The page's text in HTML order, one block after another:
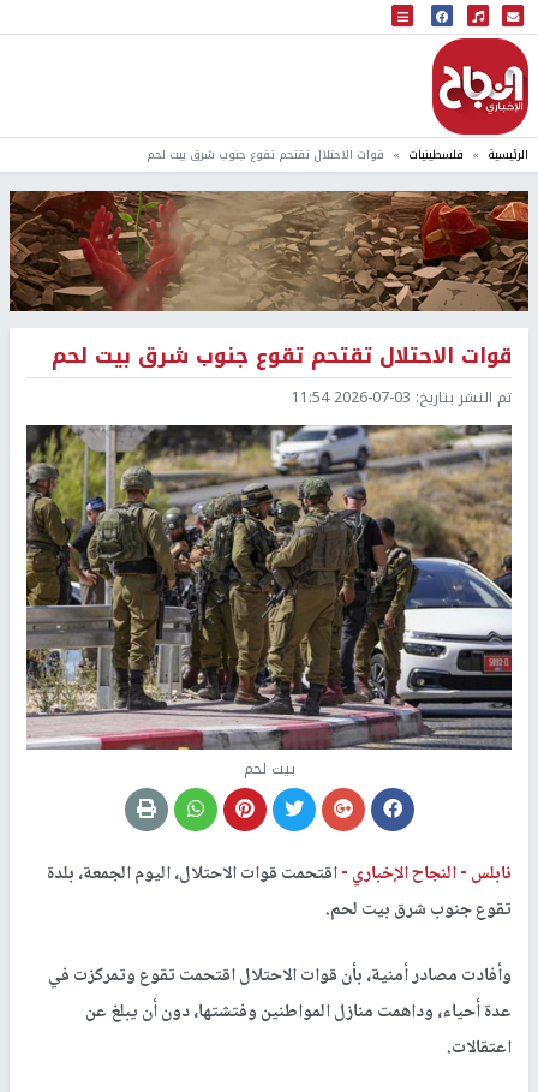
البث المباشر
إذاعة النجاح
الرئيسية فلسطينيات قوات الاحتلال تقتحم تقوع جنوب شرق بيت لحم
قوات الاحتلال تقتحم تقوع جنوب شرق بيت لحم
تم النشر بتاريخ: 2026-07-03 11:54
بيت لحم
نابلس -النجاح الإخباري -اقتحمت قوات الاحتلال، اليوم الجمعة، بلدة
تقوع جنوب شرق بيت لحم.
وأفادت مصادر أمنية، بأن قوات الاحتلال اقتحمت تقوع وتمركزت في
عدة أحياء، وداهمت منازل المواطنين وفتشتها، دون أن يبلغ عن
اعتقالات.